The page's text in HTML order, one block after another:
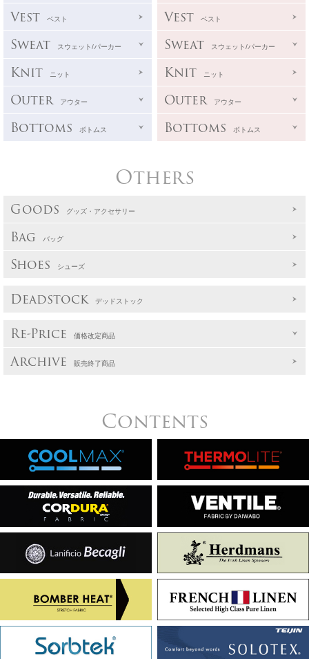
Vest ベスト
Sweat スウェット/パーカー
Knit ニット
Outer アウター
Bottoms ボトムス
Vest ベスト
Sweat スウェット/パーカー
Knit ニット
Outer アウター
Bottoms ボトムス
Others
Goods グッズ・アクセサリー
Bag バッグ
Shoes シューズ
Deadstock デッドストック
Re-Price 価格改定商品
Archive 販売終了商品
Contents